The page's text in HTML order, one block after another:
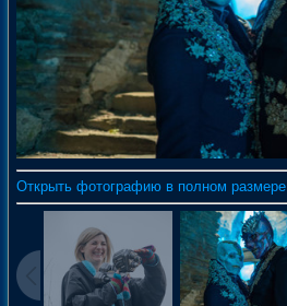
Открыть фотографию в полном размере